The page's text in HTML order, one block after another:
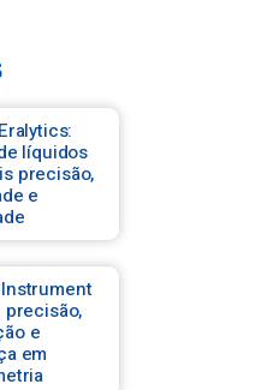
líquidos
precisão,
e
precisão,
e
em